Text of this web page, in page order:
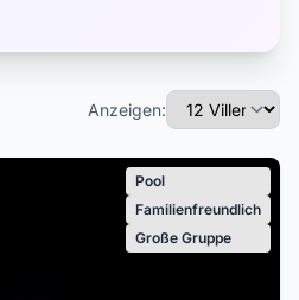
Anzeigen:
Pool
Familienfreundlich
Große Gruppe